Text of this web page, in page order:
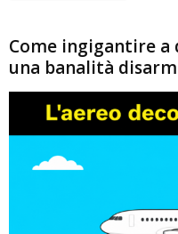
Come ingigantire a
una banalità